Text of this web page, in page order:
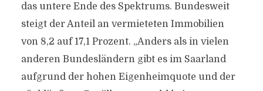
das untere Ende des Spektrums. Bundesweit
steigt der Anteil an vermieteten Immobilien
von 8,2 auf 17,1 Prozent. „Anders als in vielen
anderen Bundesländern gibt es im Saarland
aufgrund der hohen Eigenheimquote und der